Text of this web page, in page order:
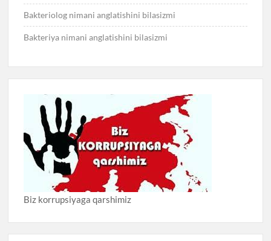
Bakteriolog nimani anglatishini bilasizmi
Bakteriya nimani anglatishini bilasizmi
Biz korrupsiyaga qarshimiz